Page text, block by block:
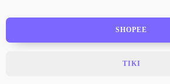
SHOPEE
TIKI